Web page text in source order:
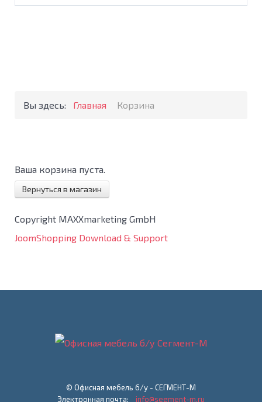
Вы здесь: Главная Корзина
Ваша корзина пуста.
Вернуться в магазин
Copyright MAXXmarketing GmbH
JoomShopping Download & Support
© Офисная мебель б/у - СЕГМЕНТ-М
Электронная почта: info@segment-m.ru